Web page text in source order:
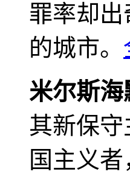
罪率却
的城市。
米尔斯海
其新保
国主义